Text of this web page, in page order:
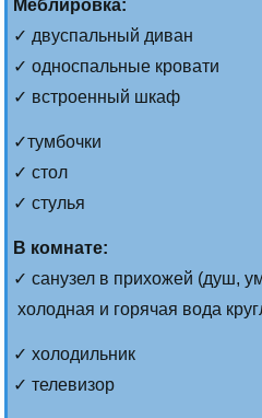
Меблировка:
✓ двуспальный диван
✓ односпальные кровати
✓ встроенный шкаф
✓тумбочки
✓ стол
✓ стулья
В комнате:
✓ санузел в прихожей (душ,
холодная и горячая вода
✓ холодильник
✓ телевизор